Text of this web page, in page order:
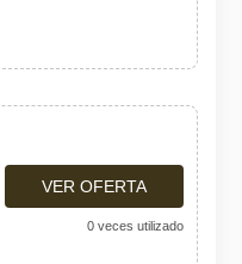
VER OFERTA
0 veces utilizado